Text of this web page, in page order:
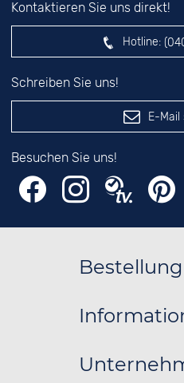
Kontaktieren Sie uns direkt!
Hotline:
Schreiben Sie uns!
E-Mail
Besuchen Sie uns!
Bestellung